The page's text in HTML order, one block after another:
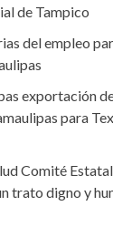
de Tampico
del empleo
exportación
para
Comité
trato digno y